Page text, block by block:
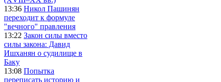
13:36 Никол Пашинян
переходит к формуле
"вечного" правления
13:22 Закон силы вместо
силы закона: Давид
Ишханян о судилище в
Баку
13:08 Попытка
переписать историю и